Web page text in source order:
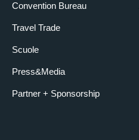
Convention Bureau
Travel Trade
Scuole
Press&Media
Partner + Sponsorship